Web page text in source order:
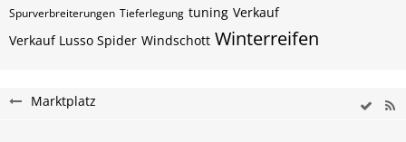
Spurverbreiterungen Tieferlegung tuning Verkauf
Verkauf Lusso Spider Windschott Winterreifen
Marktplatz